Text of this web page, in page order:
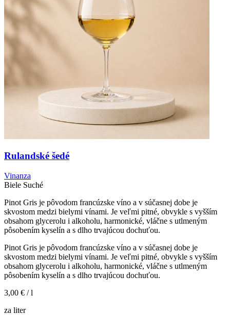
Rulandské šedé
Vinanza
Biele Suché
Pinot Gris je pôvodom francúzske víno a v súčasnej dobe je
skvostom medzi bielymi vínami. Je veľmi pitné, obvykle s vyšším
obsahom glycerolu i alkoholu, harmonické, vláčne s utlmeným
pôsobením kyselín a s dlho trvajúcou dochuťou.
Pinot Gris je pôvodom francúzske víno a v súčasnej dobe je
skvostom medzi bielymi vínami. Je veľmi pitné, obvykle s vyšším
obsahom glycerolu i alkoholu, harmonické, vláčne s utlmeným
pôsobením kyselín a s dlho trvajúcou dochuťou.
3,00 € / l
za liter